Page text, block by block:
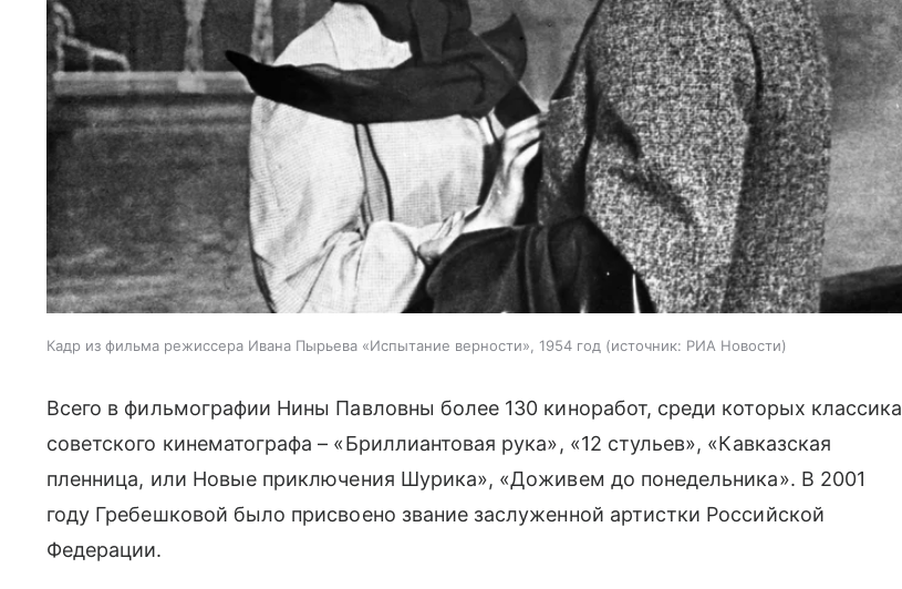
Кадр из фильма режиссера Ивана Пырьева «Испытание верности», 1954 год источник: РИА Новости
Всего в фильмографии Нины Павловны более 130 киноработ, среди которых классика
советского кинематографа – «Бриллиантовая рука», «12 стульев», «Кавказская
пленница, или Новые приключения Шурика», «Доживем до понедельника». В 2001
году Гребешковой было присвоено звание заслуженной артистки Российской
Федерации.